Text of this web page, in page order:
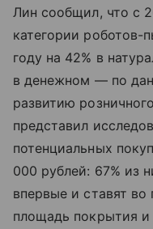
Лин сообщил, что с
категории роботов-
году на 42% в
в денежном — по
развитию
представил
потенциальных
000 рублей: 67% из
впервые и ставят во
площадь покрытия